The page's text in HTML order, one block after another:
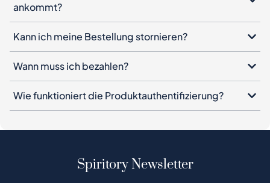
ankommt?
Kann ich meine Bestellung stornieren?
Wann muss ich bezahlen?
Wie funktioniert die Produktauthentifizierung?
Spiritory Newsletter